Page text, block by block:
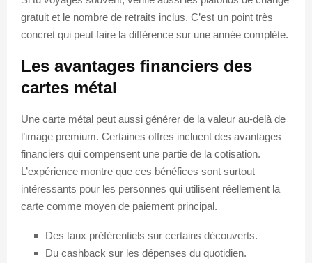
gratuit et le nombre de retraits inclus. C’est un point très
concret qui peut faire la différence sur une année complète.
Les avantages financiers des
cartes métal
Une carte métal peut aussi générer de la valeur au-delà de
l’image premium. Certaines offres incluent des avantages
financiers qui compensent une partie de la cotisation.
L’expérience montre que ces bénéfices sont surtout
intéressants pour les personnes qui utilisent réellement la
carte comme moyen de paiement principal.
Des taux préférentiels sur certains découverts.
Du cashback sur les dépenses du quotidien.